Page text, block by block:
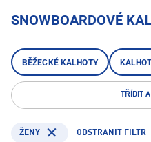
SNOWBOARDOVÉ
BĚŽECKÉ KALHOTY
TŘÍDIT
ŽENY ODSTRANIT FILTR